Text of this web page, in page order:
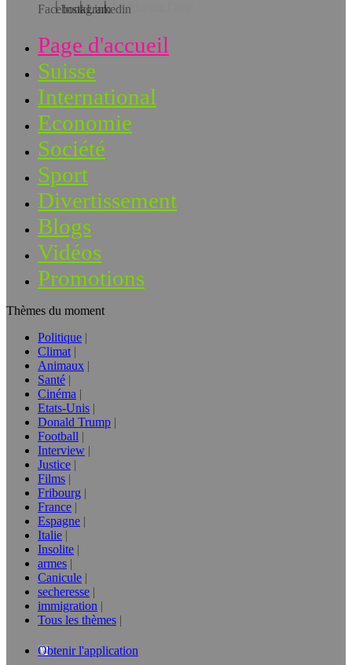
Téléchargez l’app!
Page d'accueil
Suisse
International
Economie
Société
Sport
Divertissement
Blogs
Vidéos
Promotions
Thèmes du moment
Politique
Climat
Animaux
Santé
Cinéma
Etats-Unis
Donald Trump
Football
Interview
Justice
Films
Fribourg
France
Espagne
Italie
Insolite
armes
Canicule
secheresse
immigration
Tous les thèmes
Obtenir l'application